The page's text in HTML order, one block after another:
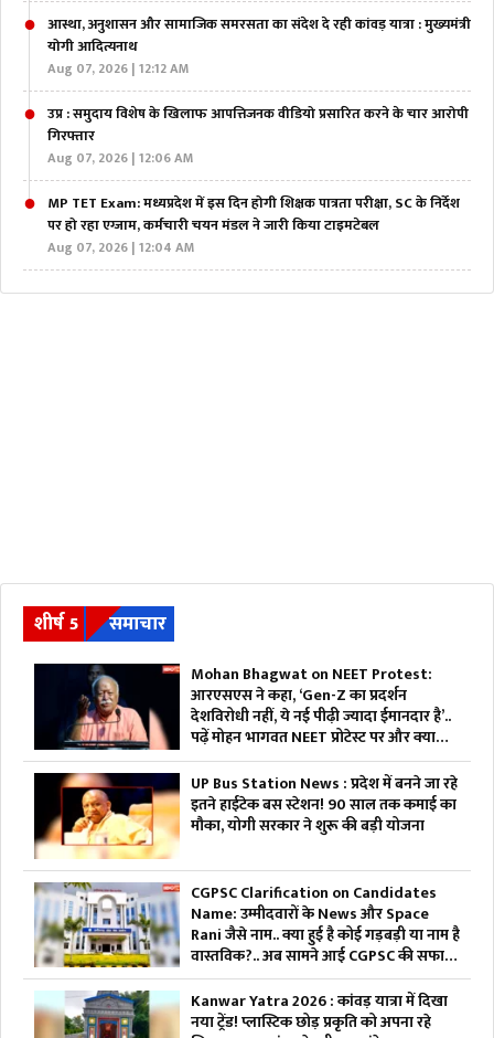
आस्था, अनुशासन और सामाजिक समरसता का संदेश दे रही कांवड़ यात्रा : मुख्यमंत्री
योगी आदित्यनाथ
Aug 07, 2026 | 12:12 AM
उप्र : समुदाय विशेष के खिलाफ आपत्तिजनक वीडियो प्रसारित करने के चार आरोपी
गिरफ्तार
Aug 07, 2026 | 12:06 AM
MP TET Exam: मध्यप्रदेश में इस दिन होगी शिक्षक पात्रता परीक्षा, SC के निर्देश
पर हो रहा एग्जाम, कर्मचारी चयन मंडल ने जारी किया टाइमटेबल
Aug 07, 2026 | 12:04 AM
शीर्ष 5 समाचार
Mohan Bhagwat on NEET Protest:
आरएसएस ने कहा, ‘Gen-Z का प्रदर्शन
देशविरोधी नहीं, ये नई पीढ़ी ज्यादा ईमानदार है’..
पढ़ें मोहन भागवत NEET प्रोटेस्ट पर और क्या
कहा
UP Bus Station News : प्रदेश में बनने जा रहे
इतने हाईटेक बस स्टेशन! 90 साल तक कमाई का
मौका, योगी सरकार ने शुरू की बड़ी योजना
CGPSC Clarification on Candidates
Name: उम्मीदवारों के News और Space
Rani जैसे नाम.. क्या हुई है कोई गड़बड़ी या नाम है
वास्तविक?.. अब सामने आई CGPSC की सफाई,
पढ़ें
Kanwar Yatra 2026 : कांवड़ यात्रा में दिखा
नया ट्रेंड! प्लास्टिक छोड़ प्रकृति को अपना रहे